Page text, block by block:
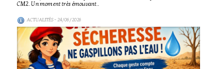
CM2. Un moment très émouvant..
ACTUALITÉS- 24/06/2026